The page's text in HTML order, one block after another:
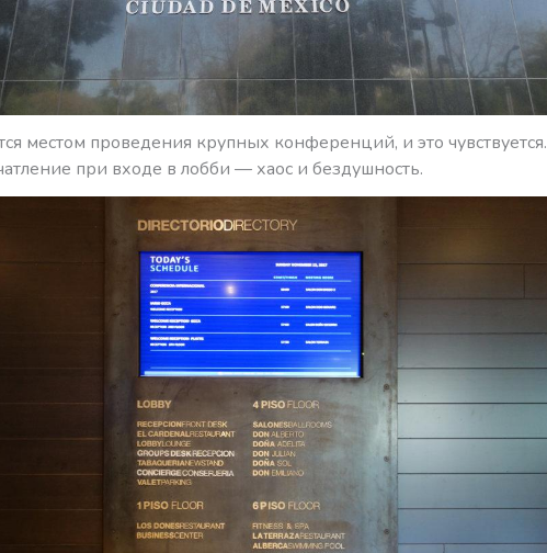
местом проведения крупных конференций, и это чувствуется.
при входе в лобби — хаос и бездушность.